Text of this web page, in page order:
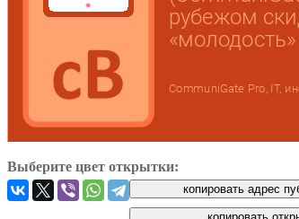
Выберите цвет открытки: